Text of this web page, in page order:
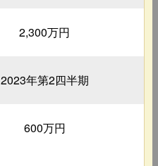
2,300万円
2023年第2四半期
600万円